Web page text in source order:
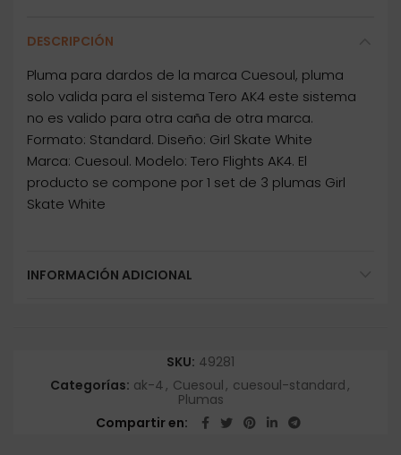
DESCRIPCIÓN
Pluma para dardos de la marca Cuesoul, pluma
solo valida para el sistema Tero AK4 este sistema
no es valido para otra caña de otra marca.
Formato: Standard. Diseño: Girl Skate White
Marca: Cuesoul. Modelo: Tero Flights AK4. El
producto se compone por 1 set de 3 plumas Girl
Skate White
INFORMACIÓN ADICIONAL
SKU: 49281
Categorías: ak-4, Cuesoul, cuesoul-standard,
Plumas
Compartir en